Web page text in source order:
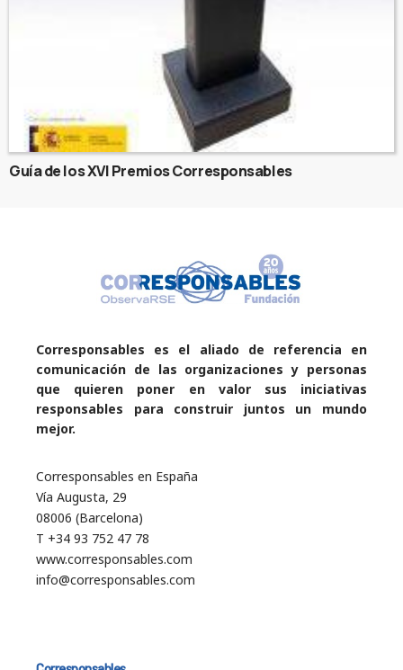
Guía de los XVI Premios Corresponsables
Corresponsables es el aliado de referencia en
comunicación de las organizaciones y personas
que quieren poner en valor sus iniciativas
responsables para construir juntos un mundo
mejor.
Corresponsables en España
Vía Augusta, 29
08006 (Barcelona)
T +34 93 752 47 78
www.corresponsables.com
info@corresponsables.com